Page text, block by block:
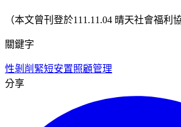
（本文曾刊登於111.11.04 晴天社會福利
關鍵字
性剝削 緊短安置照顧管理
分享